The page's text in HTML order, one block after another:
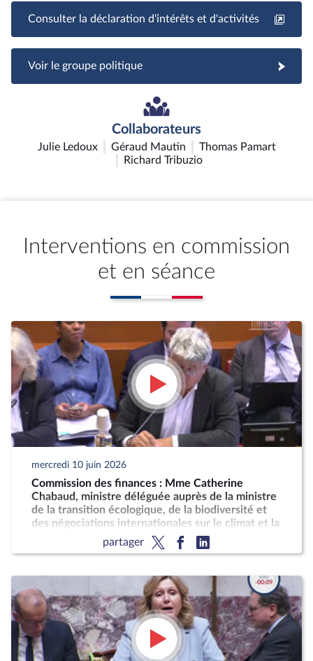
Consulter la déclaration d'intérêts et d'activités
Voir le groupe politique
Collaborateurs
Julie Ledoux Géraud Mautin
Thomas Pamart
Richard Tribuzio
Interventions en commission
et en séance
mercredi 10 juin 2026
Commission des finances : Mme Catherine
Chabaud, ministre déléguée auprès de la ministre
de la transition écologique, de la biodiversité et
des négociations internationales sur le climat et la
nature, chargée de la mer et de la pêche
partager